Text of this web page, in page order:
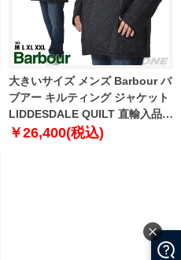
大きいサイズ メンズ Barbour バ
ブアー キルティング ジャケット
LIDDESDALE QUILT 直輸入品
mqu0001
￥26,400(税込)